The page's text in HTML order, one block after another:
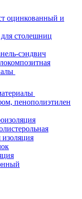
оцинкованный и
столешниц
сэндвич
пенополиэтилен